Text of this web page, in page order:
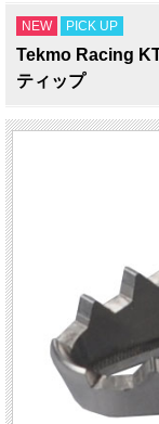
NEW PICK UP
Tekmo Racing
ティップ